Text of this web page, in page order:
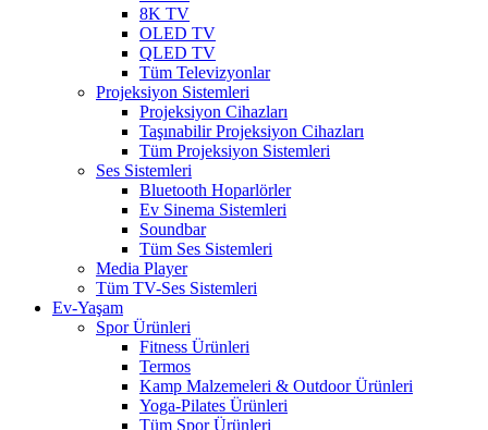
8K TV
OLED TV
QLED TV
Tüm Televizyonlar
Projeksiyon Sistemleri
Projeksiyon Cihazları
Taşınabilir Projeksiyon Cihazları
Tüm Projeksiyon Sistemleri
Ses Sistemleri
Bluetooth Hoparlörler
Ev Sinema Sistemleri
Soundbar
Tüm Ses Sistemleri
Media Player
Tüm TV-Ses Sistemleri
Ev-Yaşam
Spor Ürünleri
Fitness Ürünleri
Termos
Kamp Malzemeleri & Outdoor Ürünleri
Yoga-Pilates Ürünleri
Tüm Spor Ürünleri